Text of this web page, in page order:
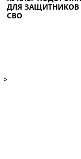
ДЛЯ ЗАЩИТНИКОВ
СВО
>